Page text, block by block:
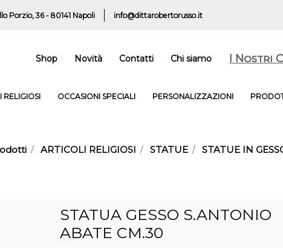
Porzio, 36 - 80141 Napoli info@dittarobertorusso.it
Shop Novità Contatti Chi siamo I Nostri
RELIGIOSI OCCASIONI SPECIALI PERSONALIZZAZIONI
ARTICOLI RELIGIOSI STATUE STATUE IN
STATUA GESSO S.ANTONIO
ABATE CM.30